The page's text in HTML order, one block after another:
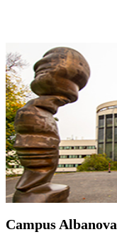
Campus Albanova